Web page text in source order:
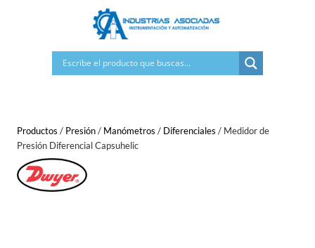
Productos / Presión/ Manómetros / Diferenciales / Medidor de
Presión Diferencial Capsuhelic